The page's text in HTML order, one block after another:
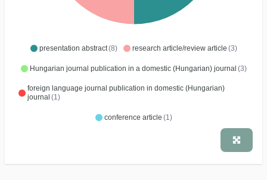
presentation abstract(8) research article/review article (3)
Hungarian journal publication in a domestic (Hungarian) journal (3)
foreign language journal publication in domestic (Hungarian)
journal (1)
conference article (1)